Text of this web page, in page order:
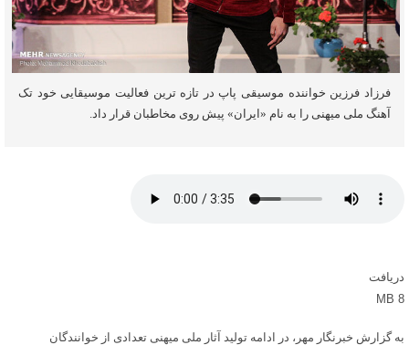
فرزاد فرزین خواننده موسیقی پاپ در تازه ترین فعالیت موسیقایی خود تک
آهنگ ملی میهنی را به نام «ایران» پیش روی مخاطبان قرار داد.
دریافت
8 MB
به گزارش خبرنگار مهر، در ادامه تولید آثار ملی میهنی تعدادی از خوانندگان